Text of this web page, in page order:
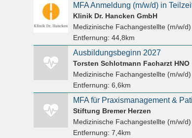
MFA Anmeldung (m/w/d) in
Klinik Dr. Hancken GmbH
Medizinische Fachangestellte (m/w/d)
Entfernung: 44,8km
Ausbildungsbeginn 2027
Torsten Schlotmann Facharzt HNO
Medizinische Fachangestellte (m/w/d)
Entfernung: 6,6km
Stiftung Bremer Herzen
Medizinische Fachangestellte (m/w/d)
Entfernung: 7,4km